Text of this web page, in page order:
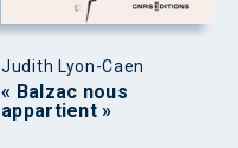
Judith Lyon-Caen
« Balzac nous
appartient »